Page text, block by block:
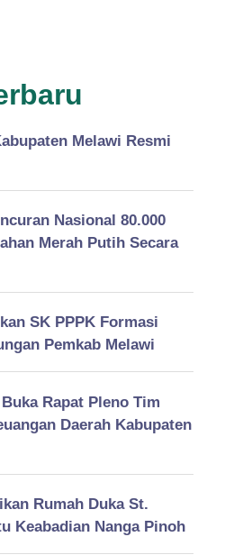
Melawi Resmi
Nasional 80.000
Merah Putih Secara
SK PPPK Formasi
Pemkab Melawi
Rapat Pleno Tim
Daerah Kabupaten
Rumah Duka St.
Keabadian Nanga Pinoh